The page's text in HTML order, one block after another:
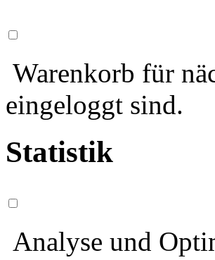
Warenkorb für
eingeloggt sind.
Statistik
Analyse und